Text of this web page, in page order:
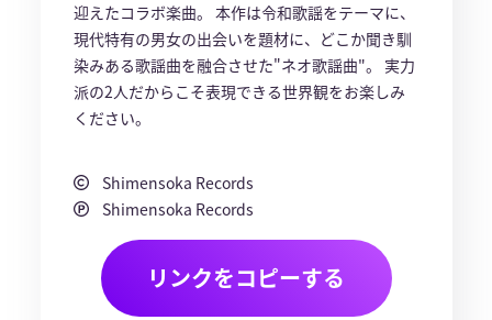
迎えたコラボ楽曲。 本作は令和歌謡をテーマに、
現代特有の男女の出会いを題材に、どこか聞き馴
染みある歌謡曲を融合させた"ネオ歌謡曲"。 実力
派の2人だからこそ表現できる世界観をお楽しみ
ください。
Shimensoka Records
Shimensoka Records
リンクをコピーする